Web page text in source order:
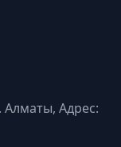
Алматы, Адрес: